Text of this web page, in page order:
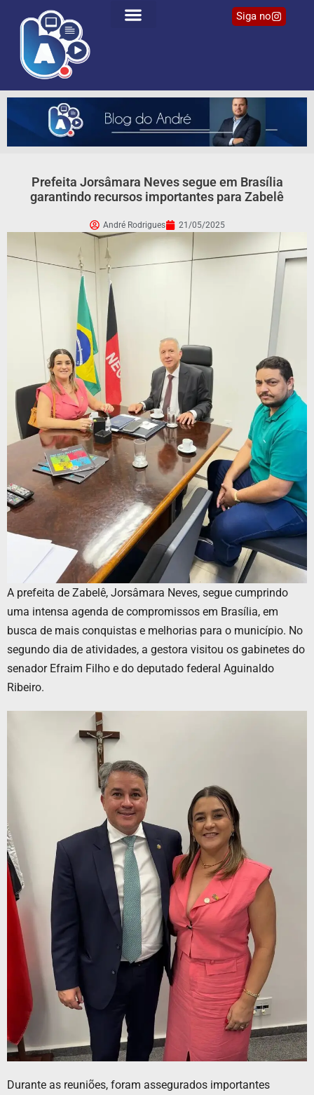
Siga no
Prefeita Jorsâmara Neves segue em Brasília
garantindo recursos importantes para Zabelê
André Rodrigues 21/05/2025
A prefeita de Zabelê, Jorsâmara Neves, segue cumprindo
uma intensa agenda de compromissos em Brasília, em
busca de mais conquistas e melhorias para o município. No
segundo dia de atividades, a gestora visitou os gabinetes do
senador Efraim Filho e do deputado federal Aguinaldo
Ribeiro.
Durante as reuniões, foram assegurados importantes